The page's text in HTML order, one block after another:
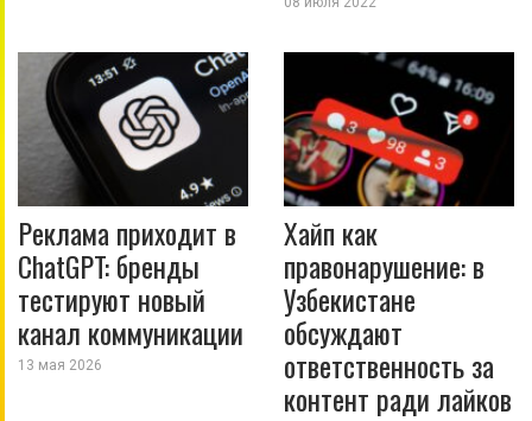
Реклама приходит в
ChatGPT: бренды
тестируют новый
канал коммуникации
13 мая 2026
Хайп как
правонарушение: в
Узбекистане
обсуждают
ответственность за
контент ради лайков